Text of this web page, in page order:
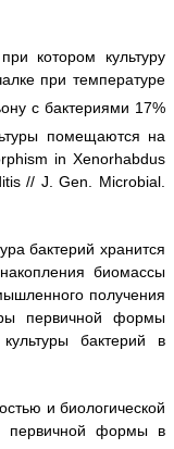
котором культуру
при температуре
с бактериями 17%
помещаются на
in Xenorhabdus
// J. Gen. Microbial.
бактерий хранится
биомассы
получения
первичной формы
бактерий в
и биологической
первичной формы в